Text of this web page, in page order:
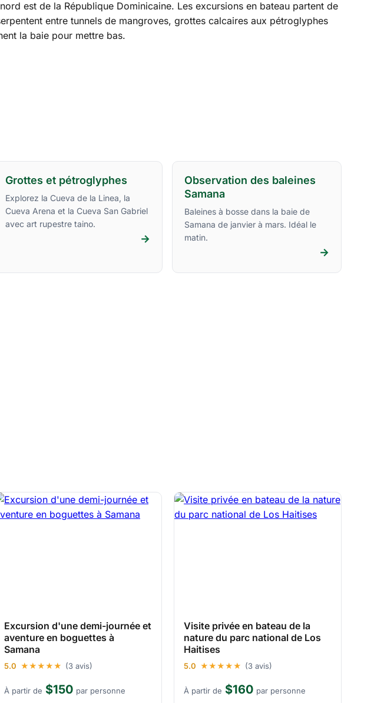
est de la République Dominicaine. Les excursions en bateau partent de
entre tunnels de mangroves, grottes calcaires aux pétroglyphes
la baie pour mettre bas.
Grottes et pétroglyphes
Explorez la Cueva de la Linea, la
Cueva Arena et la Cueva San Gabriel
avec art rupestre taino.
→
Observation des baleines
Samana
Baleines à bosse dans la baie de
Samana de janvier à mars. Idéal le
matin.
→
Excursion d'une demi-journée et
aventure en boguettes à
Samana
5.0 ★★★★★ (3 avis)
À partir de $150 par personne
Visite privée en bateau de la
nature du parc national de Los
Haitises
5.0 ★★★★★ (3 avis)
À partir de $160 par personne